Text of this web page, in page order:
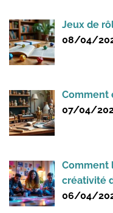
Jeux de
08/04/
Comment
07/04/
Comment
créativité
06/04/